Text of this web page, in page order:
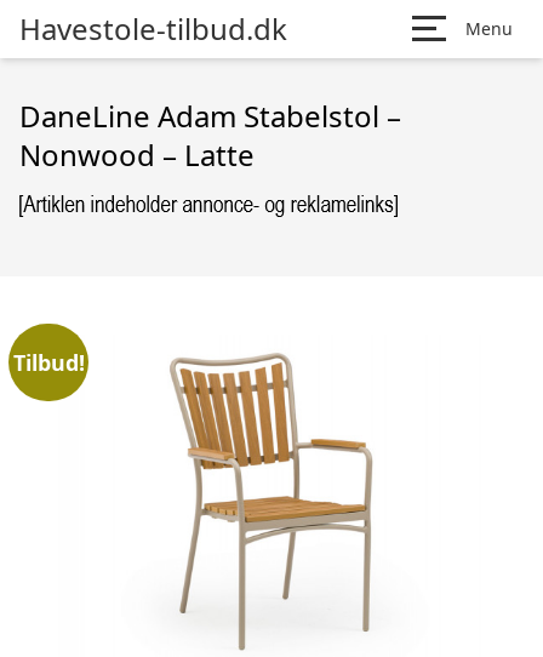
Havestole-tilbud.dk Menu
DaneLine Adam Stabelstol –
Nonwood – Latte
Tilbud!